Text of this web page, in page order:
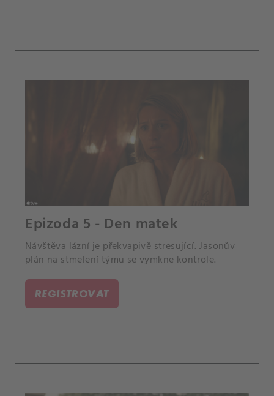
Epizoda 5 - Den matek
Návštěva lázní je překvapivě stresující. Jasonův
plán na stmelení týmu se vymkne kontrole.
REGISTROVAT